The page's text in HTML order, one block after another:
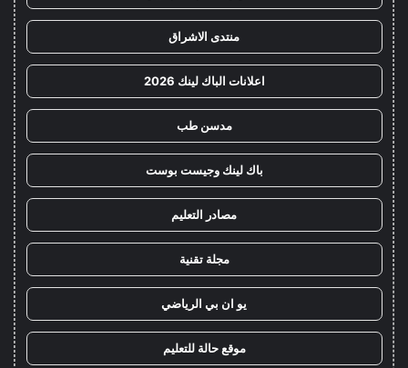
منتدى الاشراق
اعلانات الباك لينك 2026
مدسن طب
باك لينك وجيست بوست
مصادر التعليم
مجلة تقنية
يو ان بي الرياضي
موقع حالة للتعليم